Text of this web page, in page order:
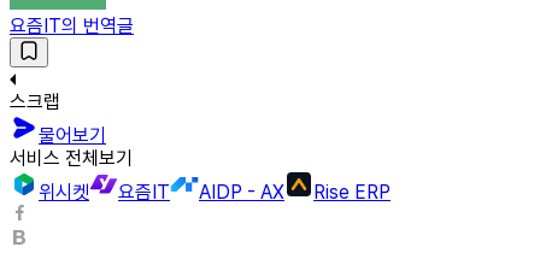
요즘IT의 번역글
스크랩
물어보기
서비스 전체보기
위시켓
요즘IT AIDP - AX Rise ERP